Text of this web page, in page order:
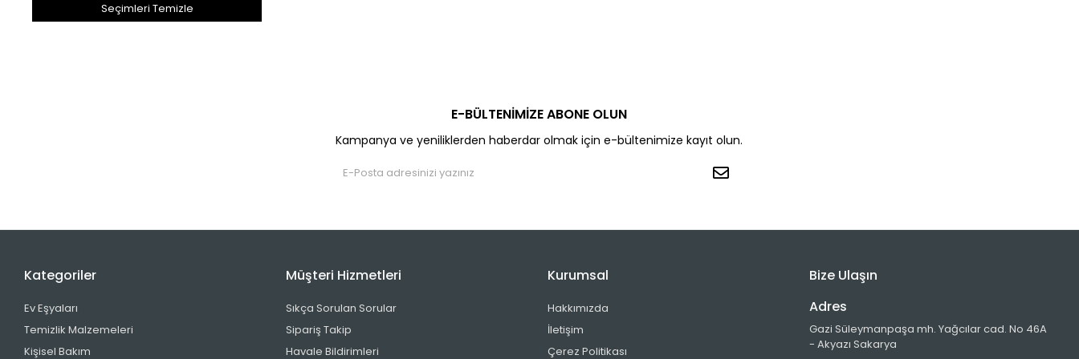
Seçimleri Temizle
E-BÜLTENİMİZE ABONE OLUN
Kampanya ve yeniliklerden haberdar olmak için e-bültenimize kayıt olun.
Kategoriler
Ev Eşyaları
Temizlik Malzemeleri
Kişisel Bakım
Müşteri Hizmetleri
Sıkça Sorulan Sorular
Sipariş Takip
Havale Bildirimleri
Kurumsal
Hakkımızda
İletişim
Çerez Politikası
Bize Ulaşın
Adres
Gazi Süleymanpaşa mh. Yağcılar cad. No 46A
- Akyazı Sakarya